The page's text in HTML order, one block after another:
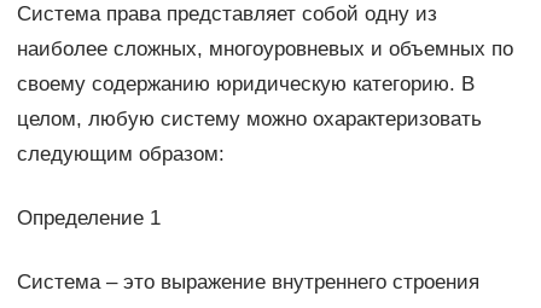
Система права представляет собой одну из
наиболее сложных, многоуровневых и объемных по
своему содержанию юридическую категорию. В
целом, любую систему можно охарактеризовать
следующим образом:
Определение 1
Система – это выражение внутреннего строения